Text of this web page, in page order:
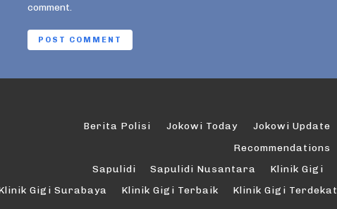
comment.
Berita Polisi Jokowi Today
Jokowi Update
Recommendations
Sapulidi
Sapulidi Nusantara
Klinik Gigi
Gigi Surabaya
Klinik Gigi Terbaik Klinik Gigi Terdekat